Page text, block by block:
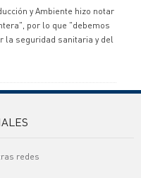
y Ambiente hizo notar
por lo que "debemos
la seguridad sanitaria y del
redes